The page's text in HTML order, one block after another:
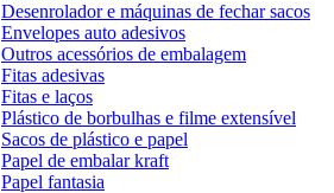
Desenrolador e máquinas de fechar sacos
Envelopes auto adesivos
Outros acessórios de embalagem
Fitas adesivas
Fitas e laços
Plástico de borbulhas e filme extensível
Sacos de plástico e papel
Papel de embalar kraft
Papel fantasia